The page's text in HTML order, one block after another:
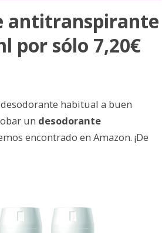
antitranspirante
por sólo 7,20€
habitual a buen
un desodorante
encontrado en Amazon. ¡De